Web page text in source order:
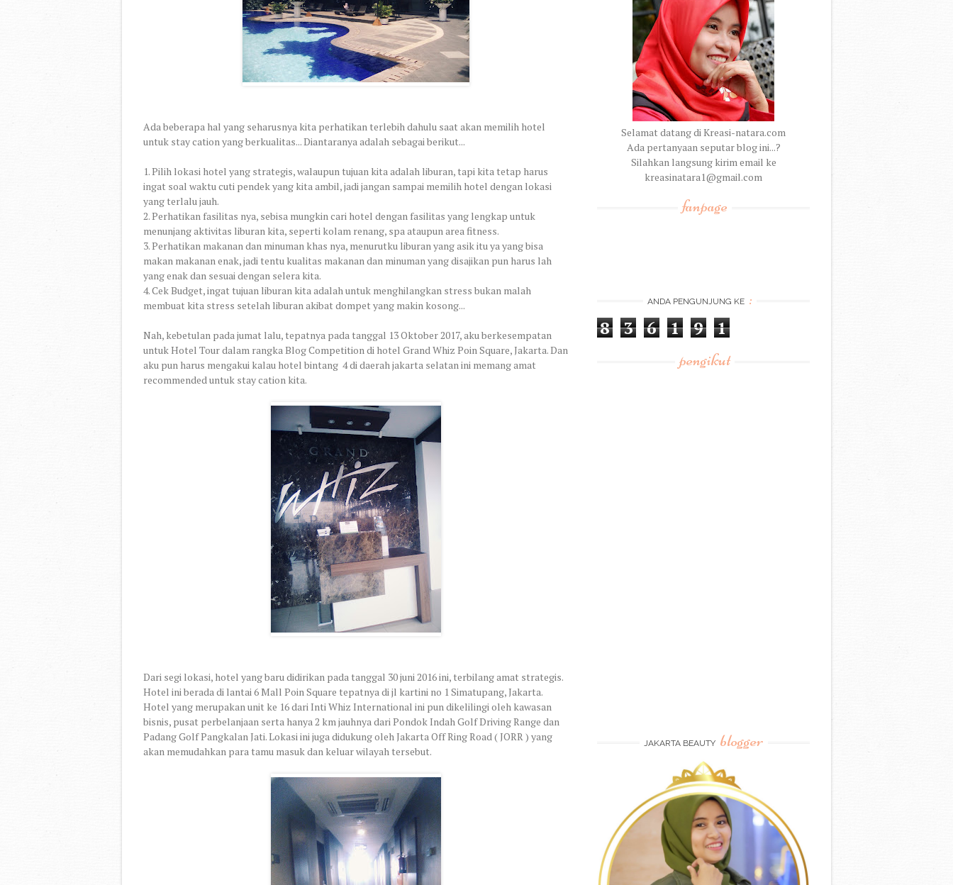
Ada beberapa hal yang seharusnya kita perhatikan terlebih dahulu saat akan memilih hotel
untuk stay cation yang berkualitas... Diantaranya adalah sebagai berikut...
1. Pilih lokasi hotel yang strategis, walaupun tujuan kita adalah liburan, tapi kita tetap harus
ingat soal waktu cuti pendek yang kita ambil, jadi jangan sampai memilih hotel dengan lokasi
yang terlalu jauh.
2. Perhatikan fasilitas nya, sebisa mungkin cari hotel dengan fasilitas yang lengkap untuk
menunjang aktivitas liburan kita, seperti kolam renang, spa ataupun area fitness.
3. Perhatikan makanan dan minuman khas nya, menurutku liburan yang asik itu ya yang bisa
makan makanan enak, jadi tentu kualitas makanan dan minuman yang disajikan pun harus lah
yang enak dan sesuai dengan selera kita.
4. Cek Budget, ingat tujuan liburan kita adalah untuk menghilangkan stress bukan malah
membuat kita stress setelah liburan akibat dompet yang makin kosong...
Nah, kebetulan pada jumat lalu, tepatnya pada tanggal 13 Oktober 2017, aku berkesempatan
untuk Hotel Tour dalam rangka Blog Competition di hotel Grand Whiz Poin Square, Jakarta. Dan
aku pun harus mengakui kalau hotel bintang 4 di daerah jakarta selatan ini memang amat
recommended untuk stay cation kita.
Dari segi lokasi, hotel yang baru didirikan pada tanggal 30 juni 2016 ini, terbilang amat strategis.
Hotel ini berada di lantai 6 Mall Poin Square tepatnya di jl kartini no 1 Simatupang, Jakarta.
Hotel yang merupakan unit ke 16 dari Inti Whiz International ini pun dikelilingi oleh kawasan
bisnis, pusat perbelanjaan serta hanya 2 km jauhnya dari Pondok Indah Golf Driving Range dan
Padang Golf Pangkalan Jati. Lokasi ini juga didukung oleh Jakarta Off Ring Road ( JORR ) yang
akan memudahkan para tamu masuk dan keluar wilayah tersebut.
Selamat datang di Kreasi-natara.com
Ada pertanyaan seputar blog ini...?
Silahkan langsung kirim email ke
kreasinatara1@gmail.com
fanpage
ANDA PENGUNJUNG KE :
8 3 6 1 9 1
pengikut
JAKARTA BEAUTY blogger